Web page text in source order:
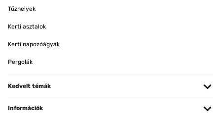
Tűzhelyek
Kerti asztalok
Kerti napozóágyak
Pergolák
Kedvelt témák
Információk